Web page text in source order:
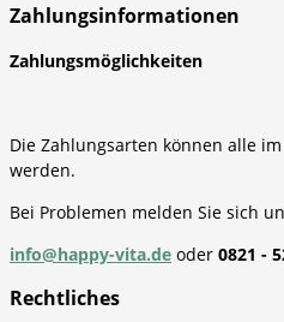
Zahlungsinformationen
Zahlungsmöglichkeiten
Die Zahlungsarten können alle
werden.
Bei Problemen melden Sie sich
info@happy-vita.de oder 0821 -
Rechtliches